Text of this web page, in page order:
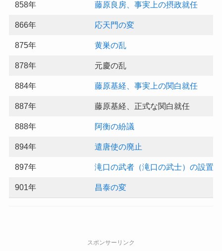
858年 藤原良房、事実上の摂政就任
866年 応天門の変
875年 黄巣の乱
878年 元慶の乱
884年 藤原基経、事実上の関白就任
887年 藤原基経、正式な関白就任
888年 阿衡の紛議
894年 遣唐使の廃止
897年 滝口の武者（滝口の武士）の設置
901年 昌泰の変
スポンサーリンク